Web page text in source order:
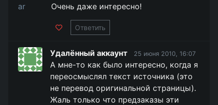
Очень даже интересно!
Ответить
Удалённый аккаунт 25 июня 2010, 16:07
А мне-то как было интересно, когда я
переосмыслял текст источника (это
не перевод оригинальной страницы).
Жаль только что предзаказы эти